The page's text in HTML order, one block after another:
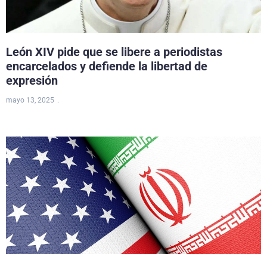
León XIV pide que se libere a periodistas
encarcelados y defiende la libertad de
expresión
mayo 13, 2025